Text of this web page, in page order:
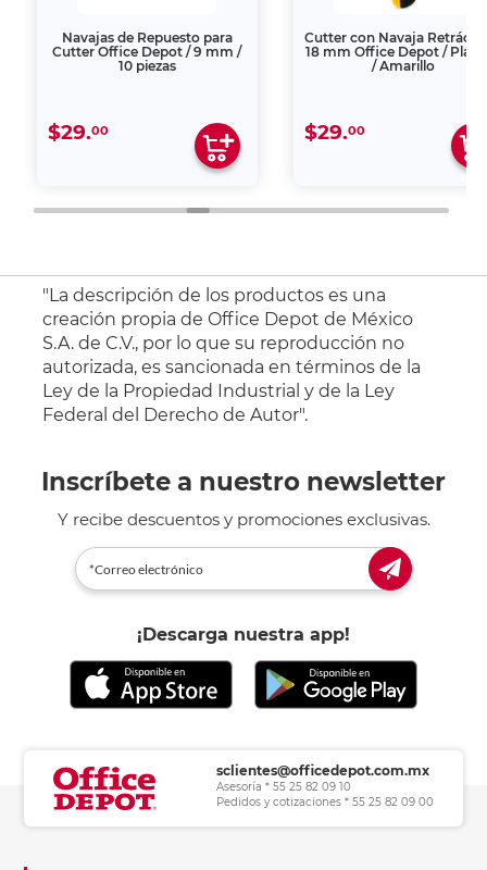
Navajas de Repuesto para
Cutter Office Depot / 9 mm /
10 piezas
$29.00
Cutter con Navaja Retráctil
18 mm Office Depot /
/ Amarillo
$29.00
"La descripción de los productos es una
creación propia de Office Depot de México
S.A. de C.V., por lo que su reproducción no
autorizada, es sancionada en términos de la
Ley de la Propiedad Industrial y de la Ley
Federal del Derecho de Autor".
Inscríbete a nuestro newsletter
Y recibe descuentos y promociones exclusivas.
¡Descarga nuestra app!
sclientes@officedepot.com.mx
Asesoría * 55 25 82 09 10
Pedidos y cotizaciones * 55 25 82 09 00